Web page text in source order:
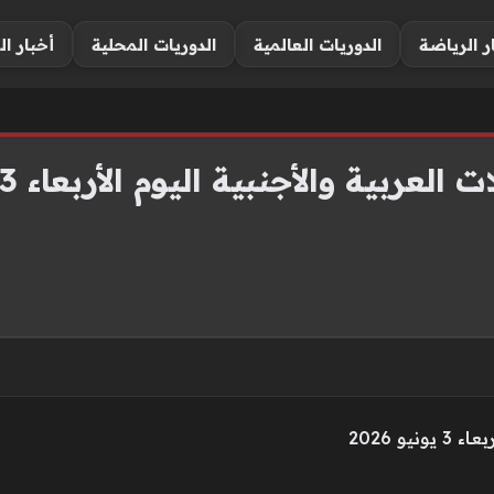
الرياضة الدوريات العالمية الدوريات المحلية أخبار
والأجنبية اليوم الأربعاء 3 يونيو 2026
2026